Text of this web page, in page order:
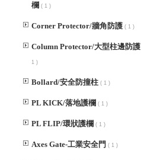
欄 ( 1 )
Corner Protector/牆角防護 ( 1 )
Column Protector/大型柱邊防護
1 )
Bollard/安全防撞柱 ( 1 )
PL KICK/落地護欄 ( 1 )
PL FLIP/環狀護欄 ( 1 )
Axes Gate-工業安全門 ( 1 )